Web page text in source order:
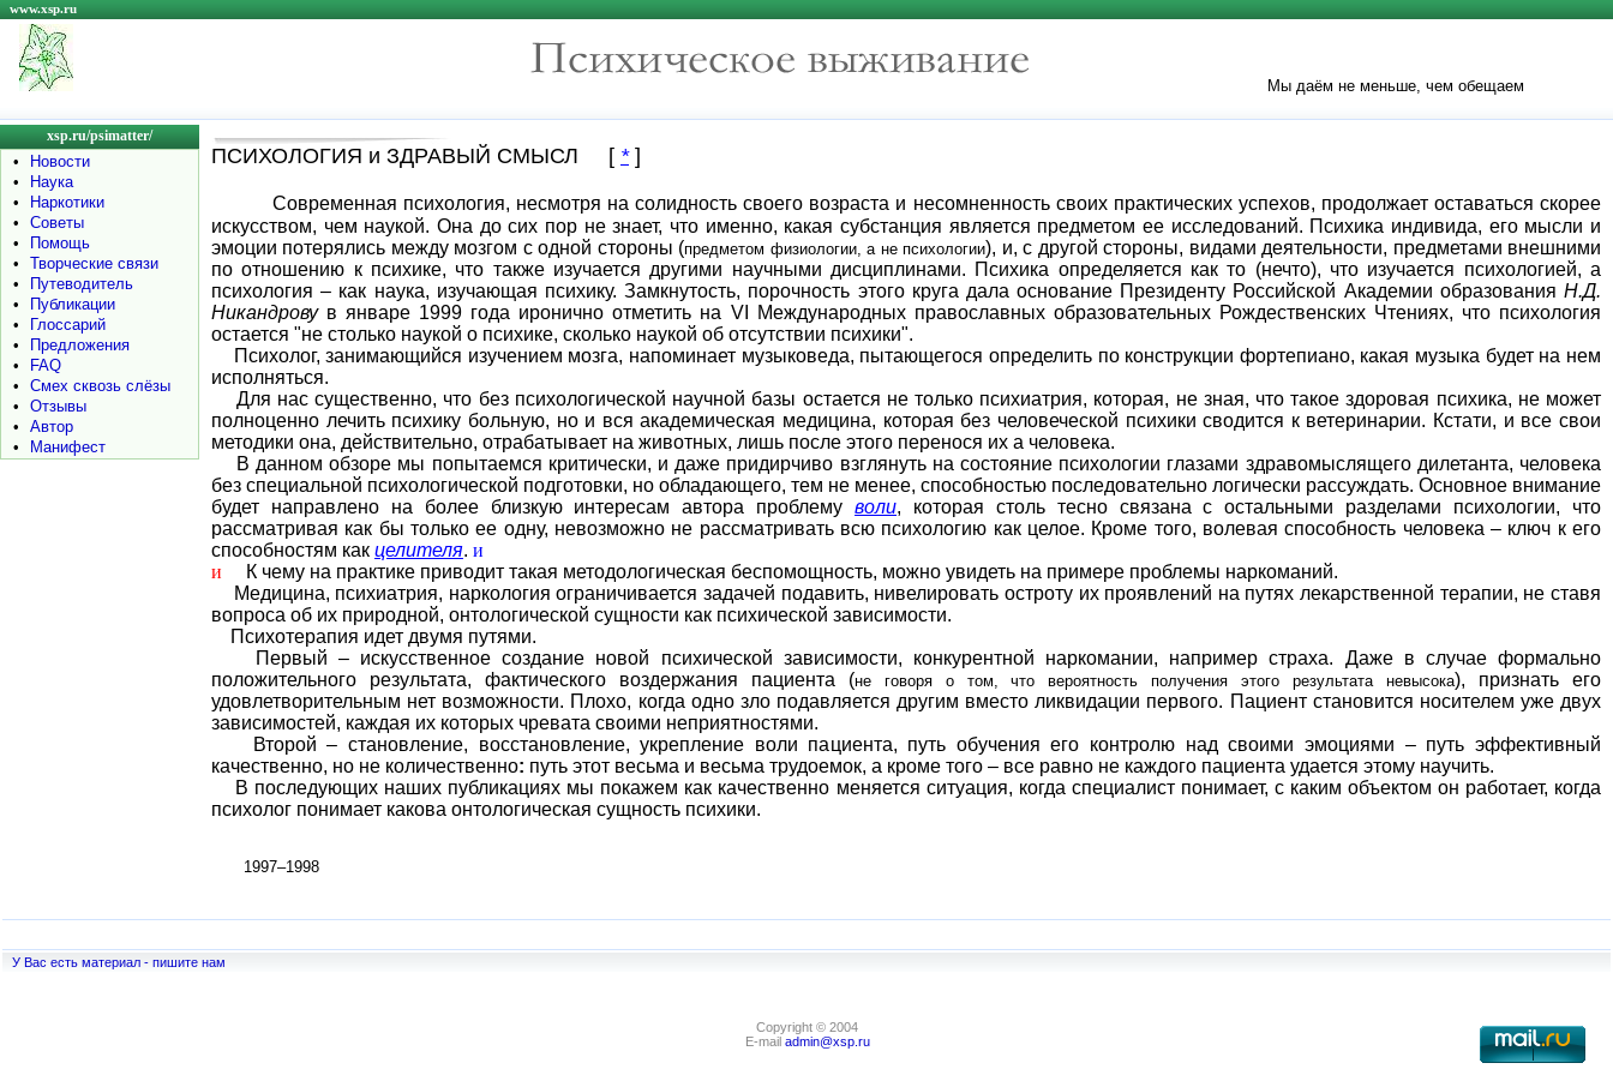
www.xsp.ru
Мы даём не меньше, чем обещаем
xsp.ru/psimatter/
•
Новости
•
Наука
•
Наркотики
•
Советы
•
Помощь
•
Творческие связи
•
Путеводитель
•
Публикации
•
Глоссарий
•
Предложения
•
FAQ
•
Смех сквозь слёзы
•
Отзывы
•
Автор
•
Манифест
ПСИХОЛОГИЯ и ЗДРАВЫЙ СМЫСЛ [ *]
Современная психология, несмотря на солидность своего возраста и несомненность своих практических успехов, продолжает оставаться скорее
искусством, чем наукой. Она до сих пор не знает, чтo именно, какая субстанция является предметом ее исследований. Психика индивида, его мысли и
эмоции потерялись между мозгом с одной стороны (предметом физиологии, а не психологии), и, с другой стороны, видами деятельности, предметами внешними
по отношению к психике, что также изучается другими научными дисциплинами. Психика определяется как то (нечто), что изучается психологией, а
психология – как наука, изучающая психику. Замкнутость, порочность этого круга дала основание Президенту Российской Академии образования Н.Д.
Никандровув январе 1999 года иронично отметить на VI Международных православных образовательных Рождественских Чтениях, что психология
остается "не столько наукой о психике, сколько наукой об отсутствии психики".
Психолог, занимающийся изучением мозга, напоминает музыковеда, пытающегося определить по конструкции фортепиано, какая музыка будет на нем
исполняться.
Для нас существенно, что без психологической научной базы остается не только психиатрия, которая, не зная, что такое здоровая психика, не может
полноценно лечить психику больную, но и вся академическая медицина, которая без человеческой психики сводится к ветеринарии. Кстати, и все свои
методики она, действительно, отрабатывает на животных, лишь после этого перенося их а человека.
В данном обзоре мы попытаемся критически, и даже придирчиво взглянуть на состояние психологии глазами здравомыслящего дилетанта, человека
без специальной психологической подготовки, но обладающего, тем не менее, способностью последовательно логически рассуждать. Основное внимание
будет направлено на более близкую интересам автора проблемуволи, которая столь тесно связана с остальными разделами психологии, что
рассматривая как бы только ее одну, невозможно не рассматривать всю психологию как целое. Кроме того, волевая способность человека – ключ к его
способностям как целителя. и
и К чему на практике приводит такая методологическая беспомощность, можно увидеть на примере проблемы наркоманий.
Медицина, психиатрия, наркология ограничивается задачей подавить, нивелировать остроту их проявлений на путях лекарственной терапии, не ставя
вопроса об их природной, онтологической сущности как психической зависимости.
Психотерапия идет двумя путями.
Первый – искусственное создание новой психической зависимости, конкурентной наркомании, например страха. Даже в случае формально
положительного результата, фактического воздержания пациента (не говоря о том, что вероятность получения этого результата невысока), признать его
удовлетворительным нет возможности. Плохо, когда одно зло подавляется другим вместо ликвидации первого. Пациент становится носителем уже двух
зависимостей, каждая их которых чревата своими неприятностями.
Второй – становление, восстановление, укрепление воли пациента, путь обучения его контролю над своими эмоциями – путь эффективный
качественно, но не количественно: путь этот весьма и весьма трудоемок, а кроме того – все равно не каждого пациента удается этому научить.
В последующих наших публикациях мы покажем как качественно меняется ситуация, когда специалист понимает, с каким объектом он работает, когда
психолог понимает какова онтологическая сущность психики.
1997–1998
У Вас есть материал - пишите нам
Copyright © 2004
E-mail admin@xsp.ru